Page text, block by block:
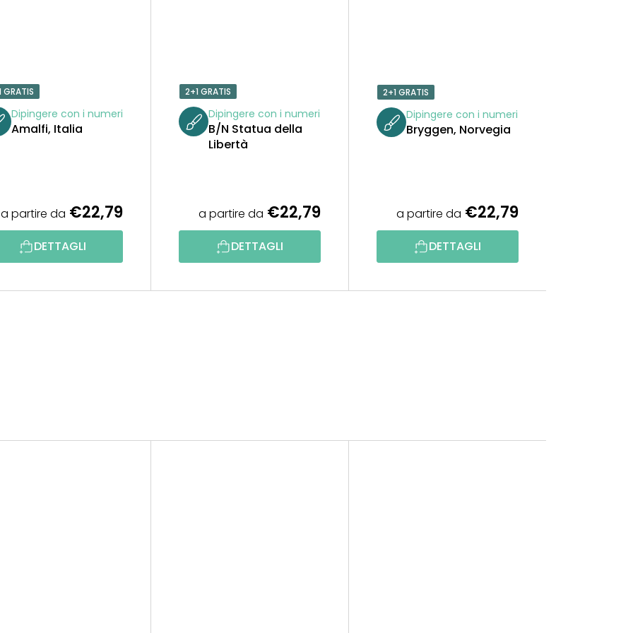
GRATIS
Dipingere con i numeri
Amalfi, Italia
a partire da €22,79
DETTAGLI
2+1 GRATIS
Dipingere con i numeri
B/N Statua della
Libertà
a partire da €22,79
DETTAGLI
2+1 GRATIS
Dipingere con i numeri
Bryggen, Norvegia
a partire da €22,79
DETTAGLI